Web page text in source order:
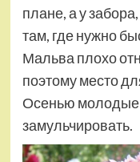
плане, а у
там, где нужно
Мальва плохо
поэтому место
Осенью молодые
замульчировать.